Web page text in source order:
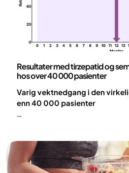
Resultater med tirzepatid og
hos over 40 000 pasienter
Varig vektnedgang i den
enn 40 000 pasienter
digital behandlingsmodell for
ble opprettholdt i opptil 24
pasientene fortsatt i